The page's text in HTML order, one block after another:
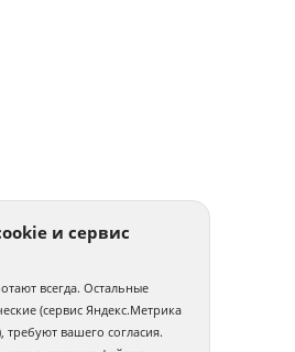
и сервис
всегда. Остальные
(сервис Яндекс.Метрика
вашего согласия.